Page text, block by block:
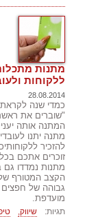
ללקוחות
28.08.2014
כמדי שנה
"שוברים את
המתנה אותה
מתנה יתנו
להזכיר
זוכרים אתכם
מתנות נמדדו גם
הקצב המטורף של
גבוהה של
מועדפת.
תגיות: שיווק,